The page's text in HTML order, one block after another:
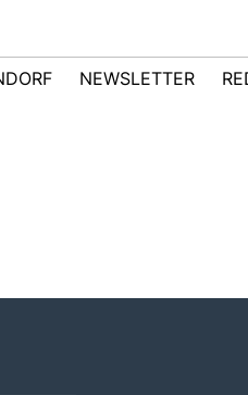
NEWSLETTER